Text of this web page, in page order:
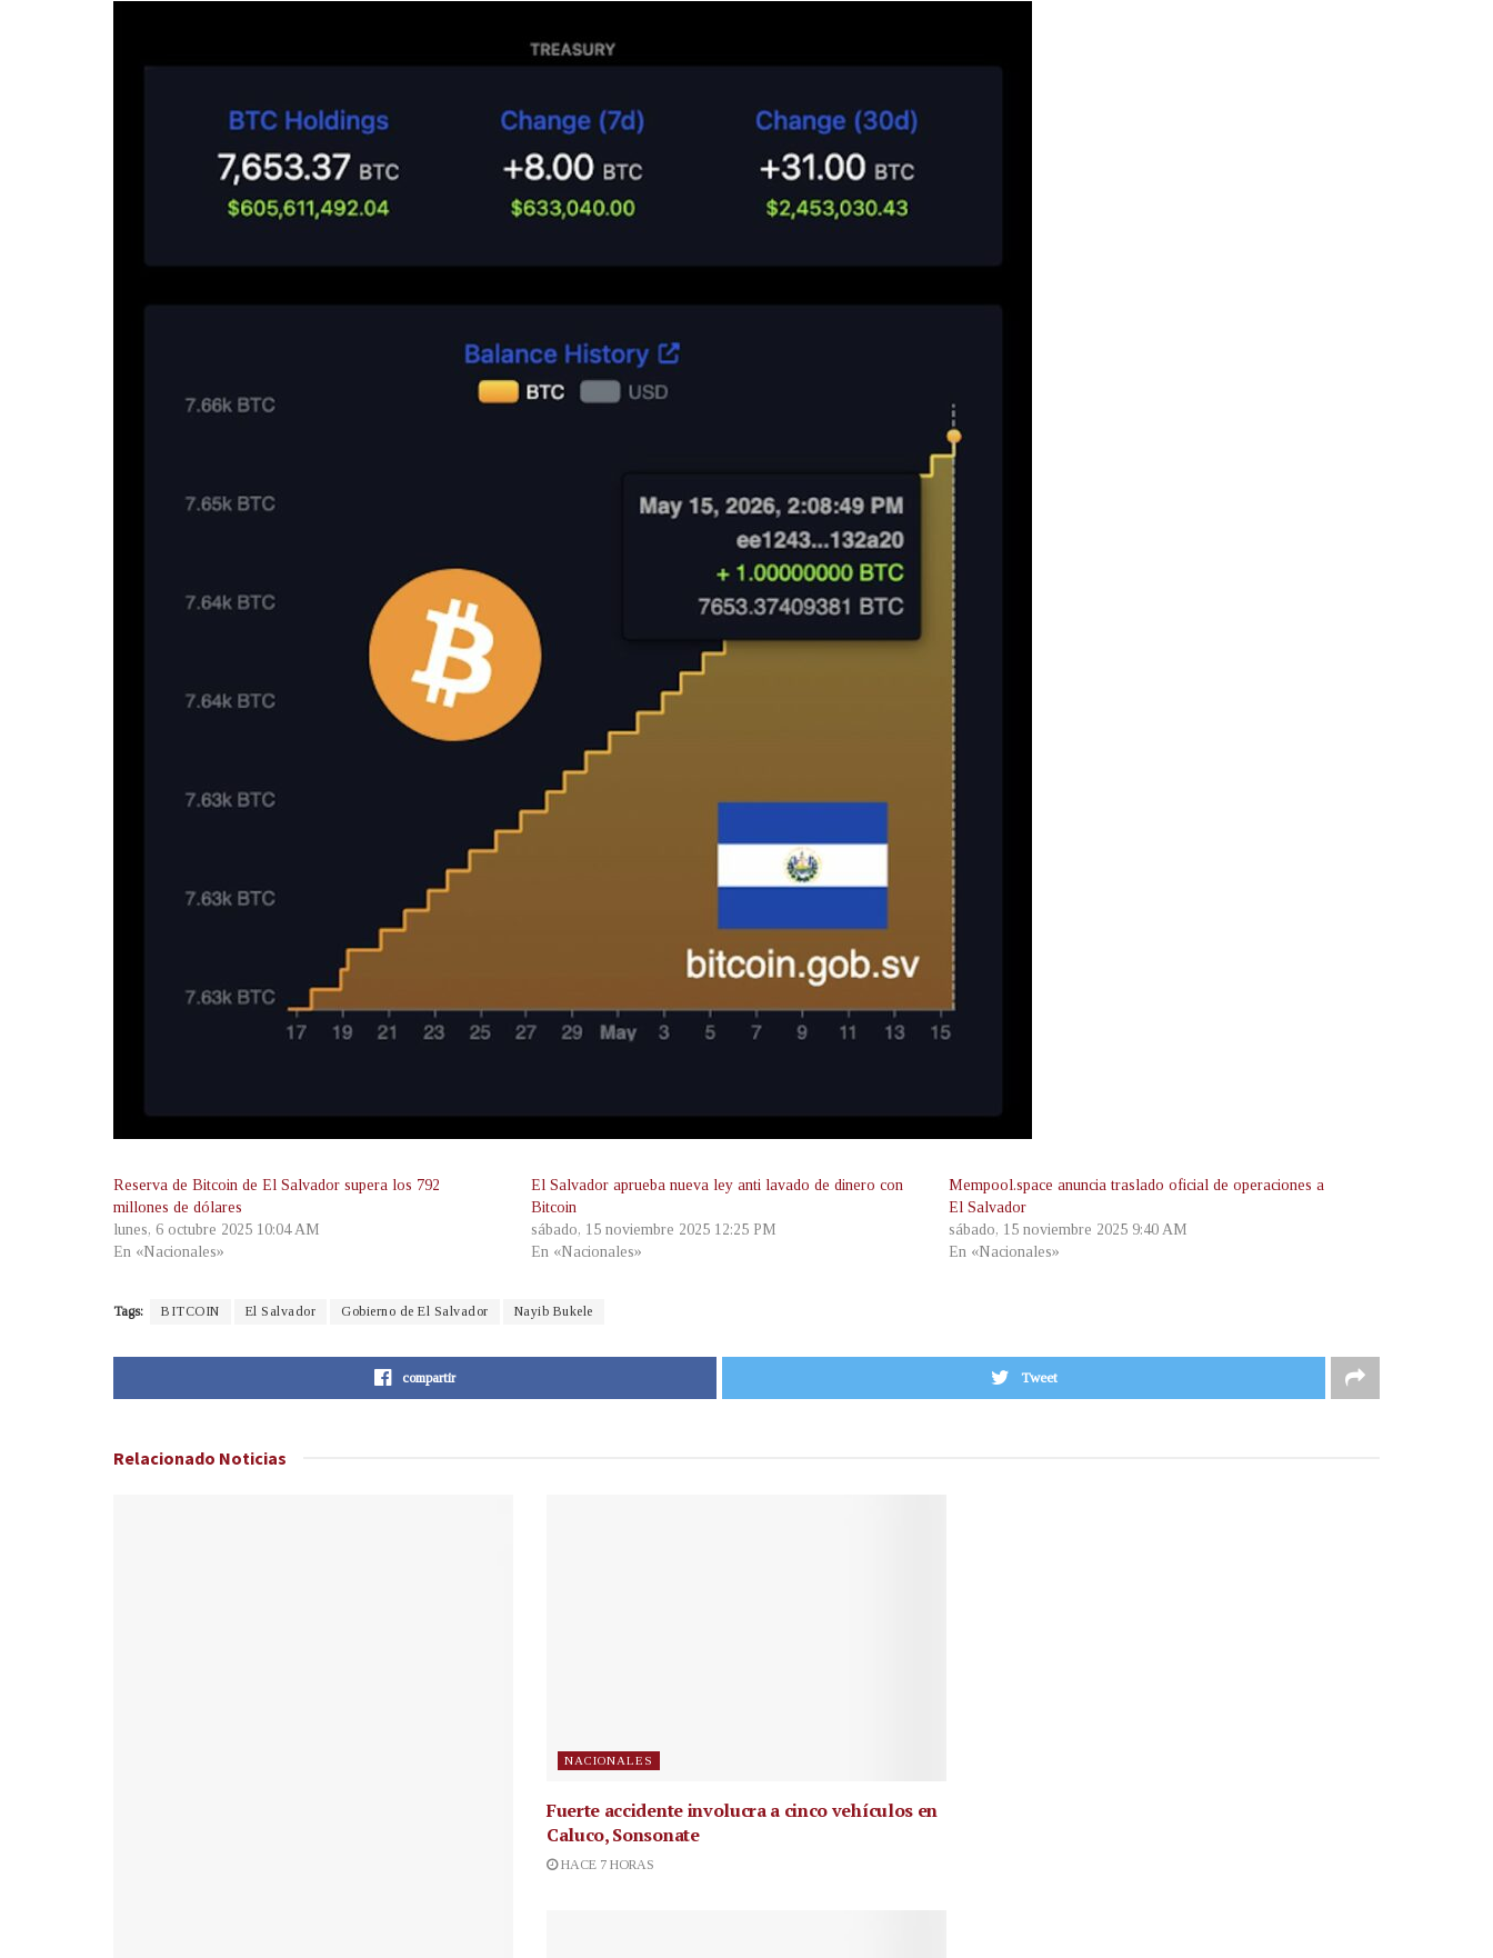
Reserva de Bitcoin de El Salvador supera los 792
millones de dólares
lunes, 6 octubre 2025 10:04 AM
En «Nacionales»
El Salvador aprueba nueva ley anti lavado de dinero con
Bitcoin
sábado, 15 noviembre 2025 12:25 PM
En «Nacionales»
Mempool.space anuncia traslado oficial de operaciones a
El Salvador
sábado, 15 noviembre 2025 9:40 AM
En «Nacionales»
Tags: BITCOIN El Salvador Gobierno de El Salvador Nayib Bukele
compartir Tweet
Relacionado Noticias
NACIONALES
Fuerte accidente involucra a cinco vehículos en
Caluco, Sonsonate
HACE 7 HORAS